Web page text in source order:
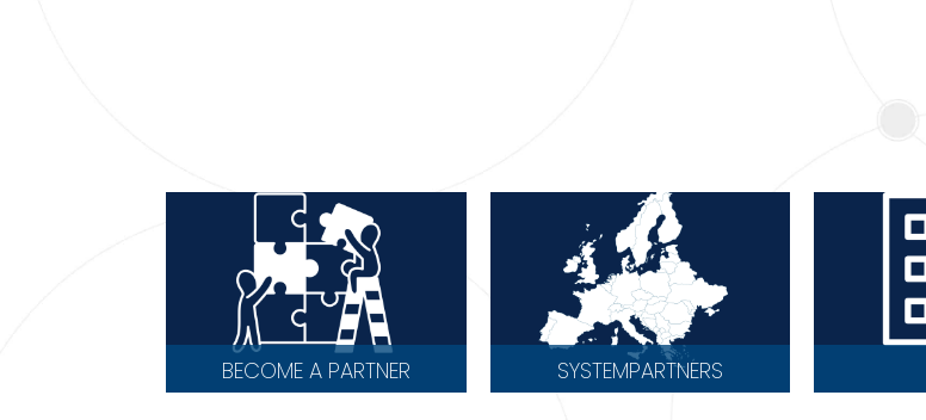
BECOME A PARTNER SYSTEMPARTNERS